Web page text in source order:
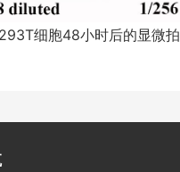
293T细胞48小时后的显微